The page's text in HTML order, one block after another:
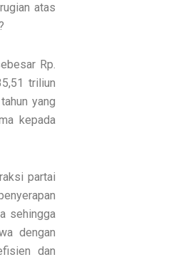
atas
Rp.
triliun
yang
kepada
partai
sehingga
dengan
dan